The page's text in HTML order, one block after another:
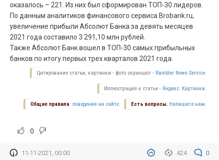
оказалось – 221. Из них был сформирован ТОП-30 лидеров.
По данным аналитиков финансового сервиса Brobank.ru,
увеличение прибыли Абсолют Банка за девять месяцев
2021 года составило 3 291,10 млн рублей.
Также Абсолют Банк вошел в ТОП-30 самых прибыльных
банков по итогу первых трех кварталов 2021 года.
Цитирование статьи, картинки - фото скриншот - Rambler News Service.
Иллюстрация к статье - Яндекс. Картинки.
Есть вопросы. Напишите нам.
Общие правила поведения на сайте.
0
424 0
11-11-2021, 00:00